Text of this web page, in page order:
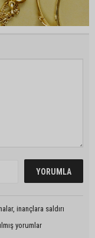
inançlara saldırı
yorumlar